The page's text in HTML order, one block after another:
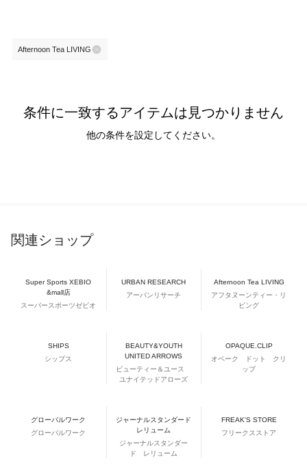
Afternoon Tea LIVING
条件に一致するアイテムは見つかりません
他の条件を設定してください。
関連ショップ
Super Sports XEBIO
&mall店
スーパースポーツゼビオ
URBAN RESEARCH
アーバンリサーチ
Afternoon Tea LIVING
アフタヌーンティー・リ
ビング
SHIPS
シップス
BEAUTY&YOUTH
UNITED ARROWS
ビューティー＆ユース
ユナイテッドアローズ
OPAQUE.CLIP
オペーク ドット クリ
ップ
グローバルワーク
グローバルワーク
ジャーナルスタンダード
レリューム
ジャーナルスタンダー
ド レリューム
FREAK'S STORE
フリークスストア